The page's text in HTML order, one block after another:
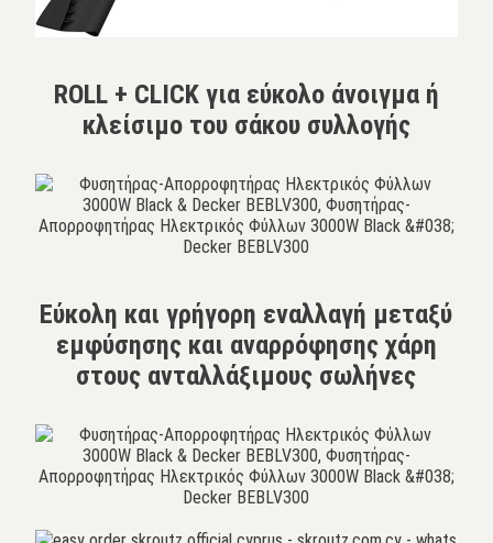
ROLL + CLICK για εύκολο άνοιγμα ή
κλείσιμο του σάκου συλλογής
Εύκολη και γρήγορη εναλλαγή μεταξύ
εμφύσησης και αναρρόφησης χάρη
στους ανταλλάξιμους σωλήνες